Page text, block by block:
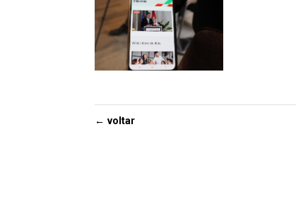
← voltar